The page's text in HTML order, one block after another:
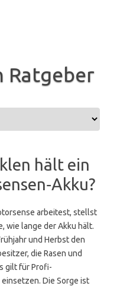
Ratgeber
hält ein
arbeitest, stellst
wie lange der Akku hält.
und Herbst den
die Rasen und
gilt für Profi-
Die Sorge ist